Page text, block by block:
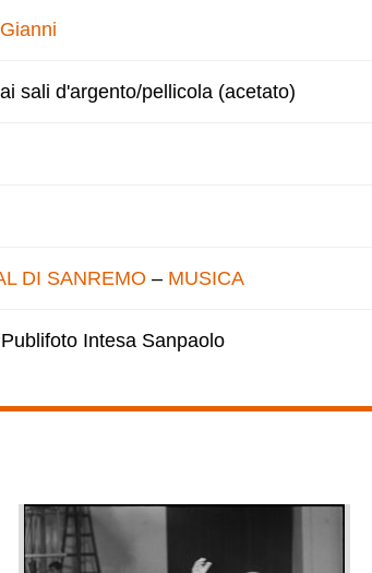
sali d'argento/pellicola (acetato)
DI SANREMO – MUSICA
Intesa Sanpaolo